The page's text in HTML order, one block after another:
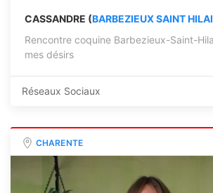
CASSANDRE (BARBEZIEUX SAINT
Rencontre coquine Barbezieux-Saint-
mes désirs
Réseaux Sociaux
CHARENTE